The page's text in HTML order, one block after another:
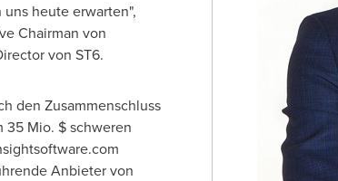
heute erwarten",
Chairman von
von ST6.
den Zusammenschluss
35 Mio. $ schweren
Anbieter von